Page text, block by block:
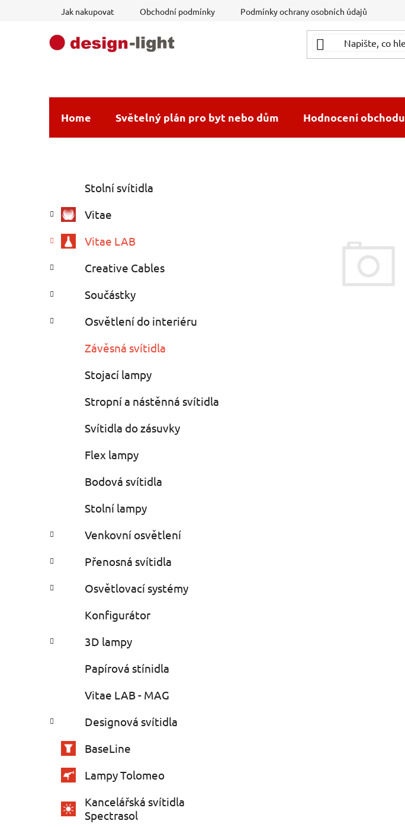
Jak nakupovat Obchodní podmínky Podmínky ochrany osobních údajů
Home Světelný plán pro byt nebo dům Hodnocení obchodu
s
r
n
n
p
kategorie
e
o
i
Stolní svítidla
Vitae
Vitae LAB
Creative Cables
Součástky
Osvětlení do interiéru
Závěsná svítidla
Stojací lampy
Stropní a nástěnná svítidla
Svítidla do zásuvky
Flex lampy
Bodová svítidla
Stolní lampy
Venkovní osvětlení
Přenosná svítidla
Osvětlovací systémy
Konfigurátor
3D lampy
Papírová stínidla
Vitae LAB - MAG
Designová svítidla
BaseLine
Lampy Tolomeo
Kancelářská svítidla
Spectrasol